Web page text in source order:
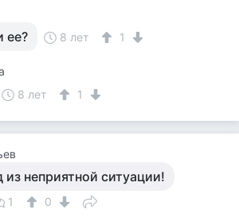
ее? 8 лет 1
8 лет 1
неприятной ситуации!
1
0